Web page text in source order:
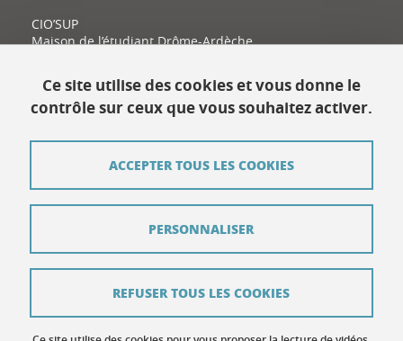
CIO’SUP
Maison de l’étudiant Drôme-Ardèche
26000 Valence
Contact
Mentions légales
Contribuer
Ce site utilise des cookies et vous donne le
contrôle sur ceux que vous souhaitez activer.
ACCEPTER TOUS LES COOKIES
REFUSER TOUS LES COOKIES
PERSONNALISER